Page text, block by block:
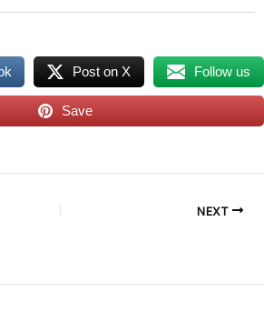
Post on X Follow us
Save
NEXT